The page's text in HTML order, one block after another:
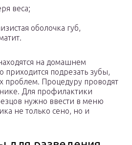
веса;
оболочка губ,
на домашнем
подрезать зубы,
проблем. Процедуру проводят
Для профилактики
нужно ввести в меню
не только сено, но и